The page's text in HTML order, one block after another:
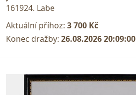
161924. Labe
Aktuální příhoz: 3 700 Kč
Konec dražby: 26.08.2026 20:09:00